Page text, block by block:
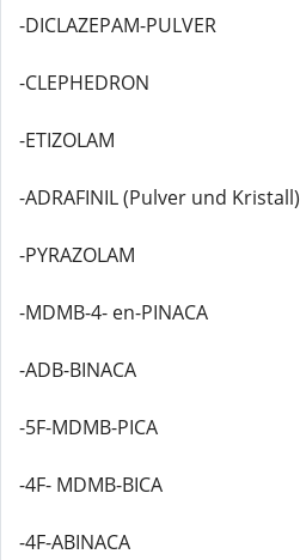
-DICLAZEPAM-PULVER
-CLEPHEDRON
-ETIZOLAM
-ADRAFINIL (Pulver und Kristall)
-PYRAZOLAM
-MDMB-4- en-PINACA
-ADB-BINACA
-5F-MDMB-PICA
-4F- MDMB-BICA
-4F-ABINACA